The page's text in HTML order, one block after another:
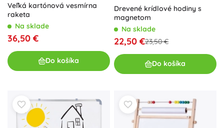
Veľká kartónová vesmírna
raketa
Na sklade
36,50 €
Do košíka
Drevené krídlové hodiny s
magnetom
Na sklade
22,50 €23,50 €
Do košíka